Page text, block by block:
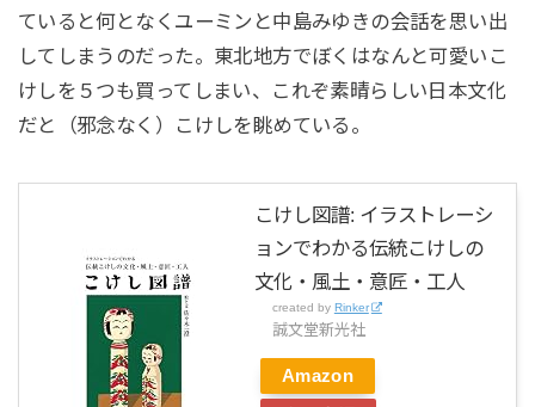
ていると何となくユーミンと中島みゆきの会話を思い出
してしまうのだった。東北地方でぼくはなんと可愛いこ
けしを５つも買ってしまい、これぞ素晴らしい日本文化
だと（邪念なく）こけしを眺めている。
こけし図譜: イラストレーシ
ョンでわかる伝統こけしの
文化・風土・意匠・工人
created by Rinker
誠文堂新光社
Amazon